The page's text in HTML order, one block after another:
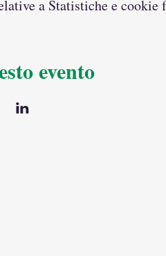
a Statistiche e cookie
evento